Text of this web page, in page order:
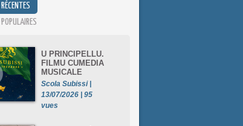
U PRINCIPELLU.
FILMU CUMEDIA
MUSICALE
Scola Subissi |
13/07/2026 | 95
vues